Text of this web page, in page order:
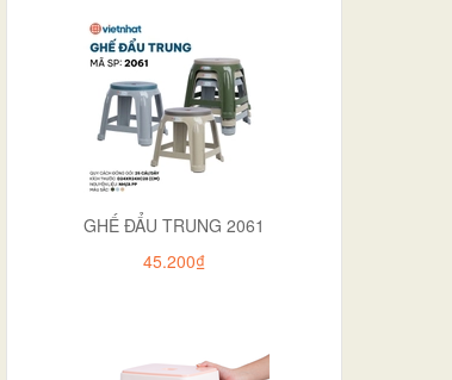
GHẾ ĐẨU TRUNG 2061
45.200₫